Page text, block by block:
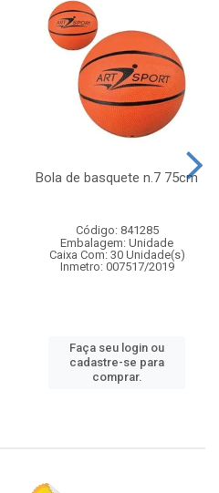
Bola de basquete n.7 75cm
Código: 841285
Embalagem: Unidade
Caixa Com: 30 Unidade(s)
Inmetro: 007517/2019
Faça seu login ou
cadastre-se para
comprar.